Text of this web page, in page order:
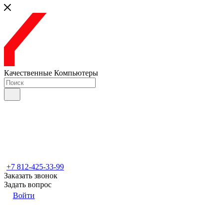
Качественные Компьютеры
+7 812-425-33-99
Заказать звонок
Задать вопрос
Войти